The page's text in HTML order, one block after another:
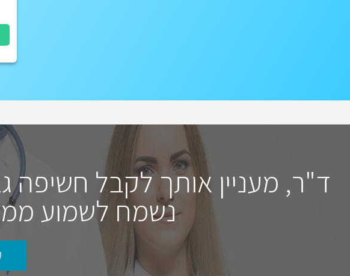
ד"ר, מעניין אותך לקבל חשיפה
נשמח לשמוע